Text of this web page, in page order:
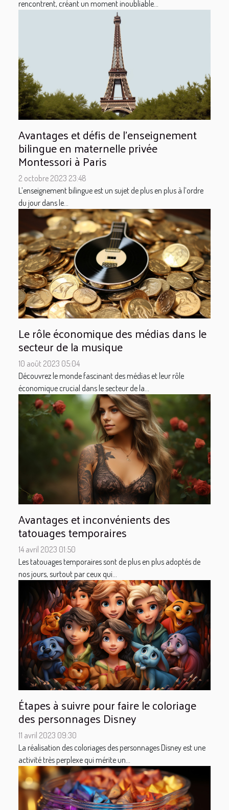
rencontrent, créant un moment inoubliable...
Avantages et défis de l'enseignement
bilingue en maternelle privée
Montessori à Paris
2 octobre 2023 23:48
L’enseignement bilingue est un sujet de plus en plus à l’ordre
du jour dans le...
Le rôle économique des médias dans le
secteur de la musique
10 août 2023 05:04
Découvrez le monde fascinant des médias et leur rôle
économique crucial dans le secteur de la...
Avantages et inconvénients des
tatouages temporaires
14 avril 2023 01:50
Les tatouages temporaires sont de plus en plus adoptés de
nos jours, surtout par ceux qui...
Étapes à suivre pour faire le coloriage
des personnages Disney
11 avril 2023 09:30
La réalisation des coloriages des personnages Disney est une
activité très perplexe qui mérite un...